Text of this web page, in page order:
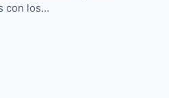
con los…